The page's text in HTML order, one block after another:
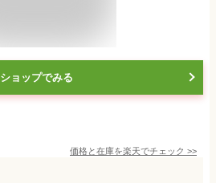
ショップでみる
価格と在庫を楽天でチェック >>